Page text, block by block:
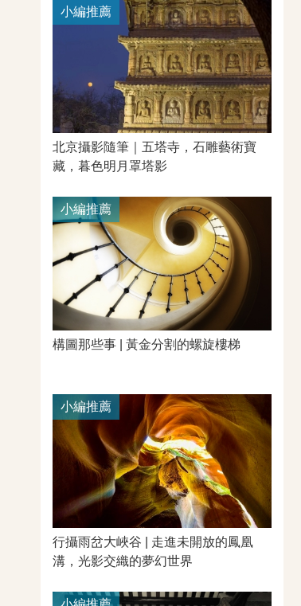
北京攝影隨筆｜​五塔寺，石雕藝術寶
藏，暮色明月罩塔影
小編推薦
構圖那些事 | 黃金分割的螺旋樓梯
小編推薦
行攝雨岔大峽谷 | 走進未開放的鳳凰
溝，光影交織的夢幻世界
小編推薦